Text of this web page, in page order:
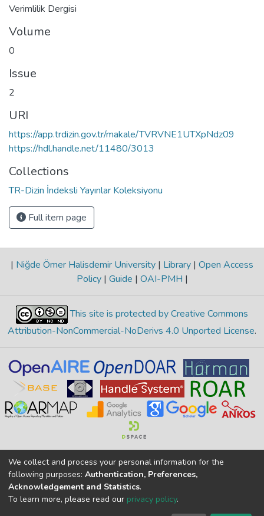
Verimlilik Dergisi
Volume
0
Issue
2
URI
https://app.trdizin.gov.tr/makale/TVRVNE1UTXpNdz09
https://hdl.handle.net/11480/3013
Collections
TR-Dizin İndeksli Yayınlar Koleksiyonu
Full item page
| Niğde Ömer Halisdemir University | Library | Open Access
Policy | Guide | OAI-PMH |
This site is protected by Creative Commons
Attribution-NonCommercial-NoDerivs 4.0 Unported License.
Merkez Yerleşke Bor Yolu 51240, Niğde, TÜRKİYE
If you find any errors in content please report us
We collect and process your personal information for the
following purposes: Authentication, Preferences,
Acknowledgement and Statistics.
To learn more, please read our privacy policy.